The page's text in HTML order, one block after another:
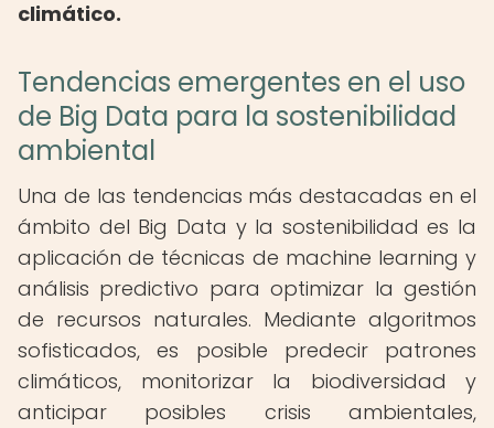
climático.
Tendencias emergentes en el uso
de Big Data para la sostenibilidad
ambiental
Una de las tendencias más destacadas en el
ámbito del Big Data y la sostenibilidad es la
aplicación de técnicas de machine learning y
análisis predictivo para optimizar la gestión
de recursos naturales. Mediante algoritmos
sofisticados, es posible predecir patrones
climáticos, monitorizar la biodiversidad y
anticipar posibles crisis ambientales,